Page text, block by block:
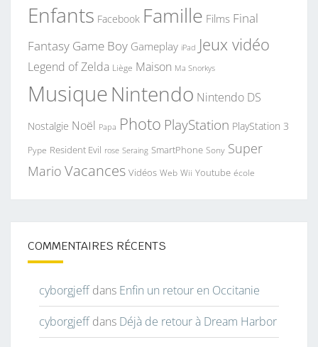
Enfants Facebook Famille Films Final
Fantasy Game Boy Gameplay iPad Jeux vidéo
Legend of Zelda Liège Maison Ma Snorkys
MusiqueNintendo Nintendo DS
Nostalgie Noël Papa Photo PlayStation PlayStation 3
Pype Resident Evil rose Seraing SmartPhone Sony Super
Mario Vacances Vidéos Web Wii Youtube école
COMMENTAIRES RÉCENTS
cyborgjeffdans Enfin un retour en Occitanie
cyborgjeffdans Déjà de retour à Dream Harbor